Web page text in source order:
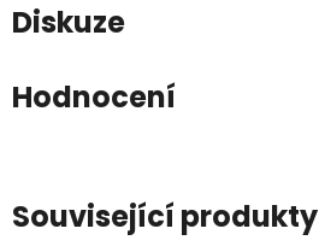
Diskuze
Hodnocení
Související produkty